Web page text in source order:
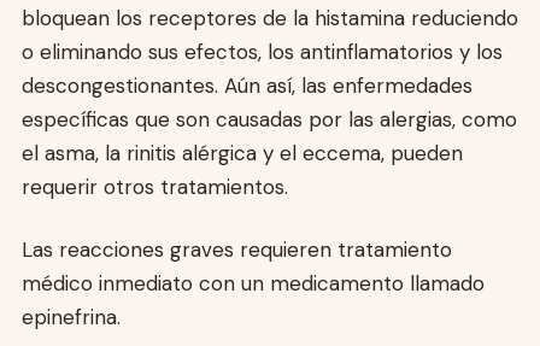
bloquean los receptores de la histamina reduciendo
o eliminando sus efectos, los antinflamatorios y los
descongestionantes. Aún así, las enfermedades
específicas que son causadas por las alergias, como
el asma, la rinitis alérgica y el eccema, pueden
requerir otros tratamientos.
Las reacciones graves requieren tratamiento
médico inmediato con un medicamento llamado
epinefrina.